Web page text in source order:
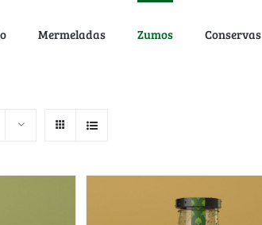
Mermeladas Zumos Conservas